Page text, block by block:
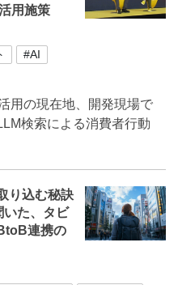
用施策
#AI
用の現在地、開発現場で
検索による消費者行動
り込む秘訣
た、タビ
連携の